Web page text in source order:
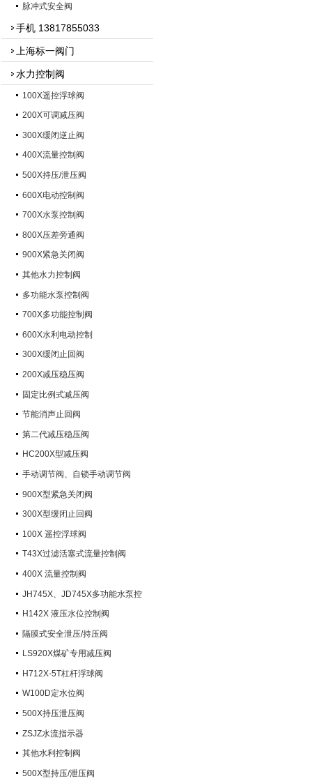
脉冲式安全阀
手机 13817855033
上海标一阀门
水力控制阀
100X遥控浮球阀
200X可调减压阀
300X缓闭逆止阀
400X流量控制阀
500X持压/泄压阀
600X电动控制阀
700X水泵控制阀
800X压差旁通阀
900X紧急关闭阀
其他水力控制阀
多功能水泵控制阀
700X多功能控制阀
600X水利电动控制
300X缓闭止回阀
200X减压稳压阀
固定比例式减压阀
节能消声止回阀
第二代减压稳压阀
HC200X型减压阀
手动调节阀、自锁手动调节阀
900X型紧急关闭阀
300X型缓闭止回阀
100X 遥控浮球阀
T43X过滤活塞式流量控制阀
400X 流量控制阀
JH745X、JD745X多功能水泵控
制阀H142X 液压水位控制阀
隔膜式安全泄压/持压阀
LS920X煤矿专用减压阀
H712X-5T杠杆浮球阀
W100D定水位阀
500X持压泄压阀
ZSJZ水流指示器
其他水利控制阀
500X型持压/泄压阀